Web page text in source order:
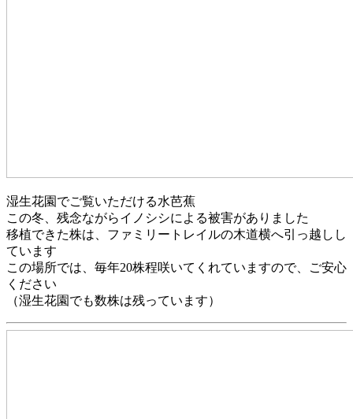
湿生花園でご覧いただける水芭蕉
この冬、残念ながらイノシシによる被害がありました
移植できた株は、ファミリートレイルの木道横へ引っ越しし
ています
この場所では、毎年20株程咲いてくれていますので、ご安心
ください
（湿生花園でも数株は残っています）